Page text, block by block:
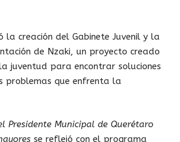
la creación del Gabinete Juvenil y la
de Nzaki, un proyecto creado
juventud para encontrar soluciones
problemas que enfrenta la
Presidente Municipal de Querétaro
se reflejó con el programa